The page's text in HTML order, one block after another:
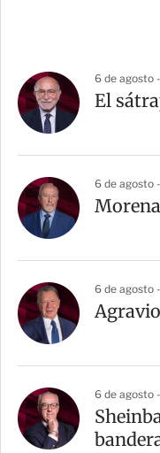
6 de agosto
El
6 de agosto
6 de agosto
6 de agosto